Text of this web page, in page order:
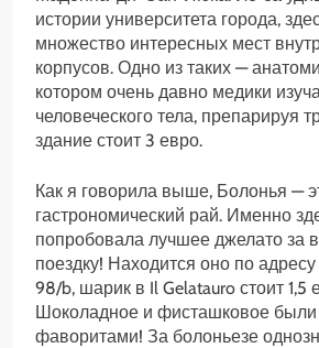
истории университета города,
множество интересных мест
корпусов. Одно из таких —
котором очень давно медики
человеческого тела, препарируя
здание стоит 3 евро.
Как я говорила выше, Болонья —
гастрономический рай. Именно
попробовала лучшее джелато за
поездку! Находится оно по
98/b, шарик в Il Gelatauro стоит 1,5
Шоколадное и фисташковое
фаворитами! За болоньезе